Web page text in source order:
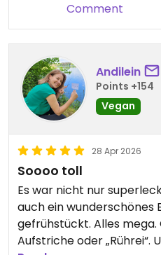
Comment
Andilein
Points +154
Vegan
28 Apr 2026
Soooo toll
Es war nicht nur
auch ein wunderschönes
gefrühstückt. Alles mega.
Aufstriche oder „Rührei“.